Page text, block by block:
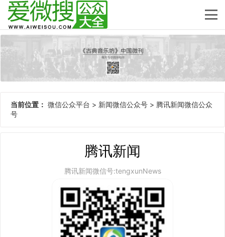
当前位置： 微信公众平台 > 新闻微信公众号 > 腾讯新闻微信公众
号
腾讯新闻
腾讯新闻微信号:tengxunNews